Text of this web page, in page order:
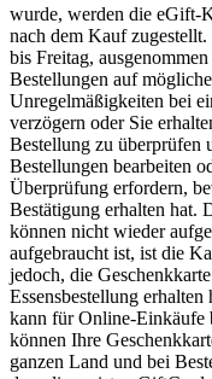
wurde, werden die eGift-
nach dem Kauf
bis Freitag,
Bestellungen auf
Unregelmäßigkeiten bei
verzögern oder Sie
Bestellung zu überprüfen
Bestellungen bearbeiten
Überprüfung erfordern,
Bestätigung erhalten hat.
können nicht wieder
aufgebraucht ist, ist die
jedoch, die
Essensbestellung
kann für Online-Einkäufe
können Ihre
ganzen Land und bei